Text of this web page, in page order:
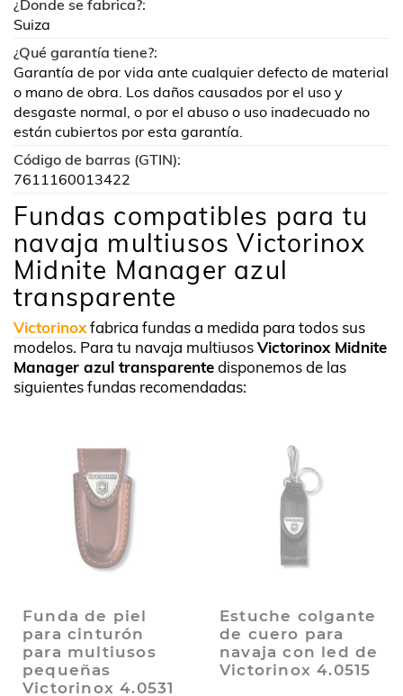
¿Donde se fabrica?:
Suiza
¿Qué garantía tiene?:
Garantía de por vida ante cualquier defecto de material
o mano de obra. Los daños causados por el uso y
desgaste normal, o por el abuso o uso inadecuado no
están cubiertos por esta garantía.
Código de barras (GTIN):
7611160013422
Fundas compatibles para tu
navaja multiusos Victorinox
Midnite Manager azul
transparente
Victorinoxfabrica fundas a medida para todos sus
modelos. Para tu navaja multiusosVictorinox Midnite
Manager azul transparentedisponemos de las
siguientes fundas recomendadas:
Funda de piel
para cinturón
para multiusos
pequeñas
Victorinox 4.0531
Estuche colgante
de cuero para
navaja con led de
Victorinox 4.0515